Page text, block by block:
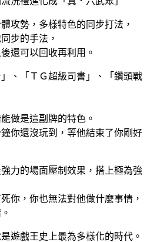
攻勢，多樣特色的同步打法，
步的手法，
還可以回收再利用。
、「ＴＧ超級司書」、「鑽頭戰
做是這副牌的特色。
你還沒玩到，等他結束了你剛好
力的場面壓制效果，搭上極為強
你，你也無法對他做什麼事情，
遊戲王史上最為多樣化的時代。